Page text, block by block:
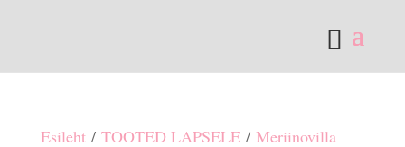
Esileht/ TOOTED LAPSELE/ Meriinovilla